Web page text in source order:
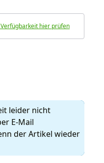
hier prüfen
leider nicht
E-Mail
der Artikel wieder